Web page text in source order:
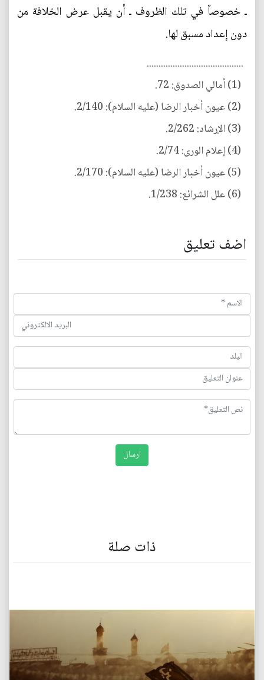
ـ خصوصاً في تلك الظروف ـ أن يقبل عرض الخلافة من
دون إعداد مسبق لها.
.........................................
(1) أمالي الصدوق: 72.
(2) عيون أخبار الرضا (عليه السلام): 2/140.
(3) الإرشاد: 2/262.
(4) إعلام الورى: 2/74.
(5) عيون أخبار الرضا (عليه السلام): 2/170.
(6) علل الشرائع: 1/238.
اضف تعليق
ذات صلة